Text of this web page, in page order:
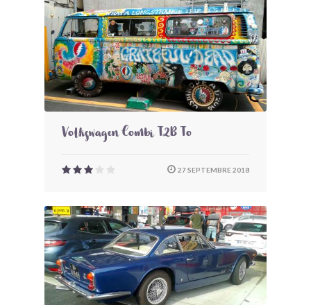
Volkswagen Combi T2B To
27 SEPTEMBRE 2018